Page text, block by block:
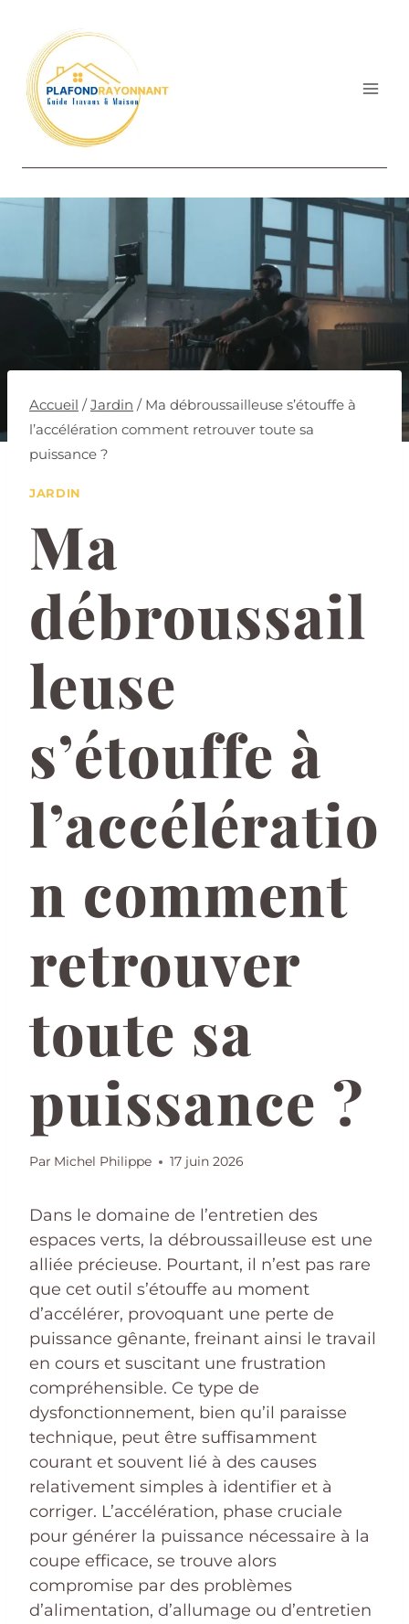
contenu
Accueil / Jardin / Ma débroussailleuse s’étouffe à
l’accélération comment retrouver toute sa
puissance ?
JARDIN
Ma
débroussail
leuse
s’étouffe à
l’accélératio
n comment
retrouver
toute sa
puissance ?
Par Michel Philippe 17 juin 2026
Dans le domaine de l’entretien des
espaces verts, la débroussailleuse est une
alliée précieuse. Pourtant, il n’est pas rare
que cet outil s’étouffe au moment
d’accélérer, provoquant une perte de
puissance gênante, freinant ainsi le travail
en cours et suscitant une frustration
compréhensible. Ce type de
dysfonctionnement, bien qu’il paraisse
technique, peut être suffisamment
courant et souvent lié à des causes
relativement simples à identifier et à
corriger. L’accélération, phase cruciale
pour générer la puissance nécessaire à la
coupe efficace, se trouve alors
compromise par des problèmes
d’alimentation, d’allumage ou d’entretien